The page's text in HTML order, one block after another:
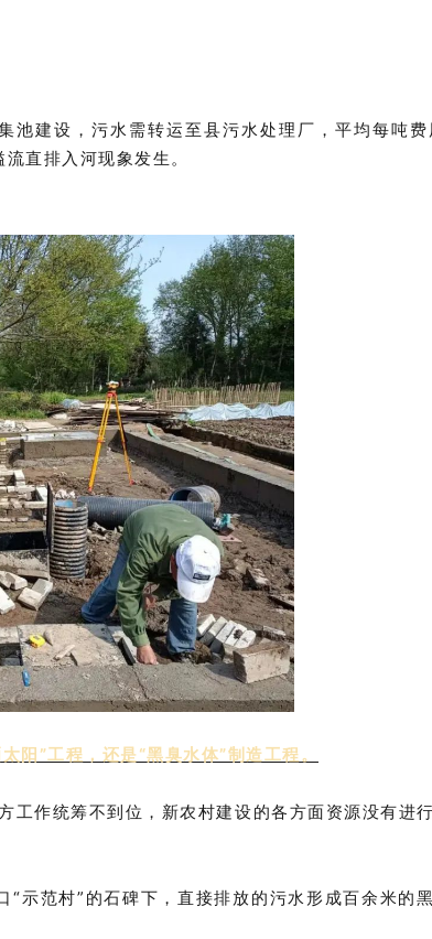
池建设，污水需转运至县污水处理厂，平均每吨
直排入河现象发生。
阳”工程，还是“黑臭水体”制造工程。
作统筹不到位，新农村建设的各方面资源没有进
示范村”的石碑下，直接排放的污水形成百余米的